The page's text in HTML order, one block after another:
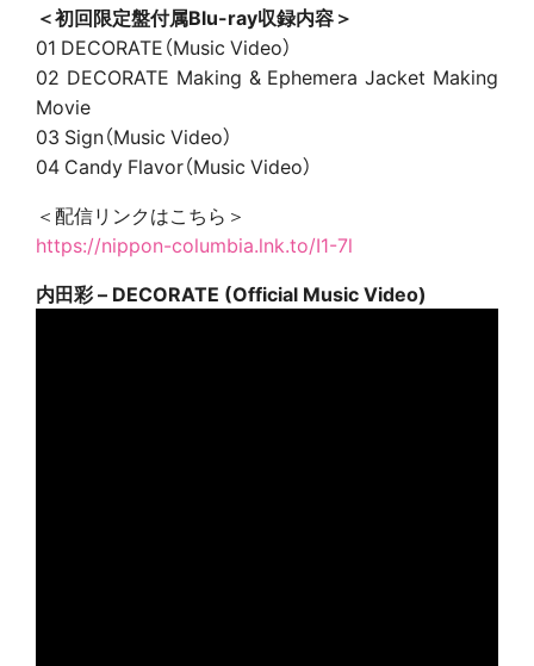
＜初回限定盤付属Blu-ray収録内容＞
01 DECORATE（Music Video）
02 DECORATE Making & Ephemera Jacket Making
Movie
03 Sign（Music Video）
04 Candy Flavor（Music Video）
＜配信リンクはこちら＞
https://nippon-columbia.lnk.to/I1-7l
内田彩 – DECORATE (Official Music Video)